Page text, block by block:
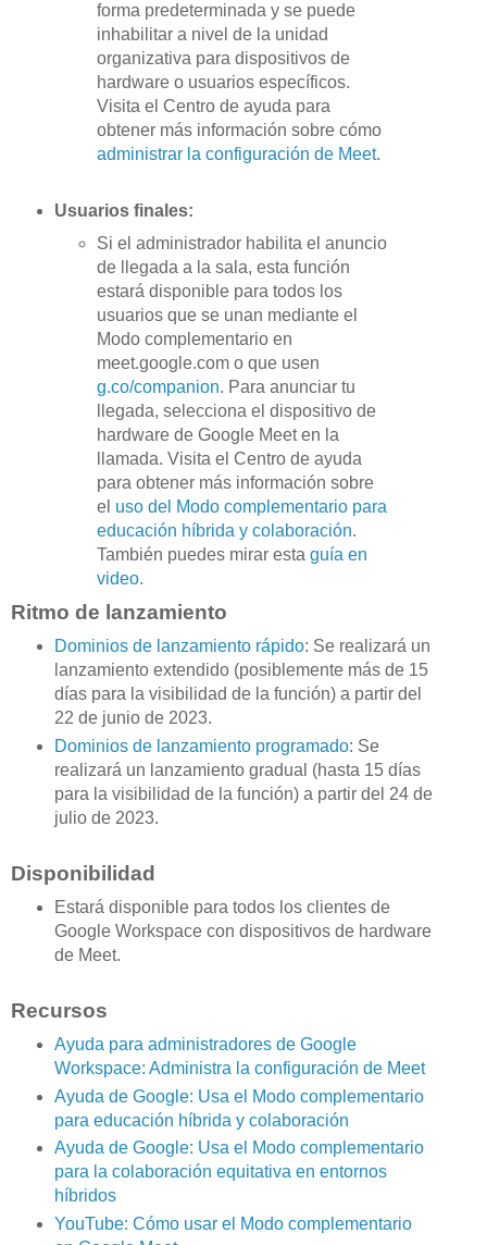
forma predeterminada y se puede
inhabilitar a nivel de la unidad
organizativa para dispositivos de
hardware o usuarios específicos.
Visita el Centro de ayuda para
obtener más información sobre cómo
administrar la configuración de Meet.
Usuarios finales:
Si el administrador habilita el anuncio
de llegada a la sala, esta función
estará disponible para todos los
usuarios que se unan mediante el
Modo complementario en
meet.google.com o que usen
g.co/companion. Para anunciar tu
llegada, selecciona el dispositivo de
hardware de Google Meet en la
llamada. Visita el Centro de ayuda
para obtener más información sobre
el uso del Modo complementario para
educación híbrida y colaboración.
También puedes mirar estaguía en
video.
Ritmo de lanzamiento
Dominios de lanzamiento rápido: Se realizará un
lanzamiento extendido (posiblemente más de 15
días para la visibilidad de la función) a partir del
22 de junio de 2023.
Dominios de lanzamiento programado: Se
realizará un lanzamiento gradual (hasta 15 días
para la visibilidad de la función) a partir del 24 de
julio de 2023.
Disponibilidad
Estará disponible para todos los clientes de
Google Workspace con dispositivos de hardware
de Meet.
Recursos
Ayuda para administradores de Google
Workspace: Administra la configuración de Meet
Ayuda de Google: Usa el Modo complementario
para educación híbrida y colaboración
Ayuda de Google: Usa el Modo complementario
para la colaboración equitativa en entornos
híbridos
YouTube: Cómo usar el Modo complementario